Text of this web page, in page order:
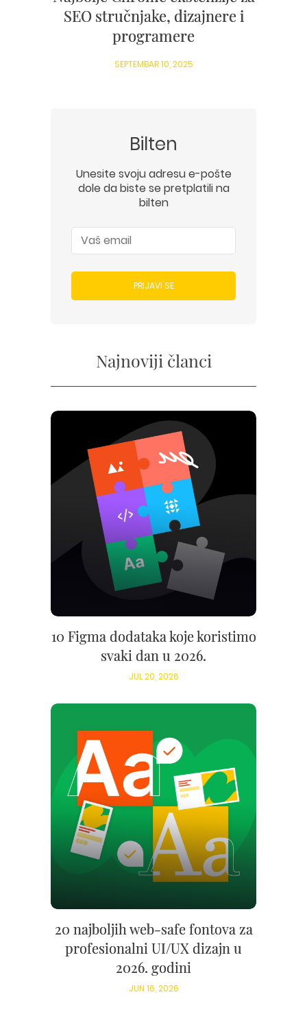
SEO stručnjake, dizajnere i
programere
SEPTEMBAR 10, 2025
Bilten
Unesite svoju adresu e-pošte
dole da biste se pretplatili na
bilten
PRIJAVI SE
Najnoviji članci
10 Figma dodataka koje koristimo
svaki dan u 2026.
JUL 20, 2026
20 najboljih web-safe fontova za
profesionalni UI/UX dizajn u
2026. godini
JUN 16, 2026